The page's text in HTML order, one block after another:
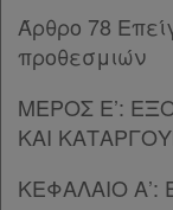
Άρθρο 78
προθεσμιών
ΜΕΡΟΣ Ε’:
ΚΑΙ
ΚΕΦΑΛΑΙΟ Α’: